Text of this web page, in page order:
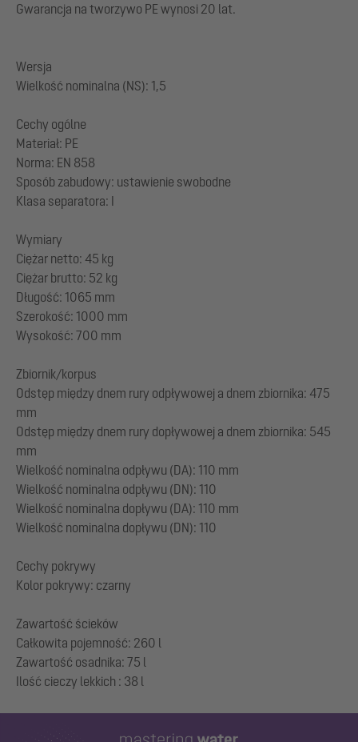
Gwarancja na tworzywo PE wynosi 20 lat.
Wersja
Wielkość nominalna (NS): 1,5
Cechy ogólne
Materiał: PE
Norma: EN 858
Sposób zabudowy: ustawienie swobodne
Klasa separatora: I
Wymiary
Ciężar netto: 45 kg
Ciężar brutto: 52 kg
Długość: 1065 mm
Szerokość: 1000 mm
Wysokość: 700 mm
Zbiornik/korpus
Odstęp między dnem rury odpływowej a dnem zbiornika: 475
mm
Odstęp między dnem rury dopływowej a dnem zbiornika: 545
mm
Wielkość nominalna odpływu (DA): 110 mm
Wielkość nominalna odpływu (DN): 110
Wielkość nominalna dopływu (DA): 110 mm
Wielkość nominalna dopływu (DN): 110
Cechy pokrywy
Kolor pokrywy: czarny
Zawartość ścieków
Całkowita pojemność: 260 l
Zawartość osadnika: 75 l